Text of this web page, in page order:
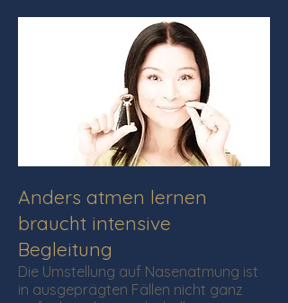
Anders atmen lernen
braucht intensive
Begleitung
Die Umstellung auf Nasenatmung ist
in ausgeprägten Fällen nicht ganz